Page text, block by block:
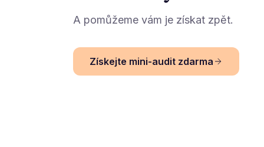
A pomůžeme vám je získat zpět.
Získejte mini-audit zdarma